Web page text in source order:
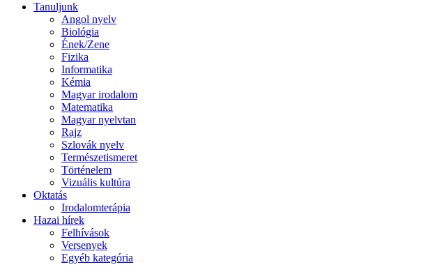
Tanuljunk
Angol nyelv
Biológia
Ének/Zene
Fizika
Informatika
Kémia
Magyar irodalom
Matematika
Magyar nyelvtan
Rajz
Szlovák nyelv
Természetismeret
Történelem
Vizuális kultúra
Oktatás
Irodalomterápia
Hazai hírek
Felhívások
Versenyek
Egyéb kategória